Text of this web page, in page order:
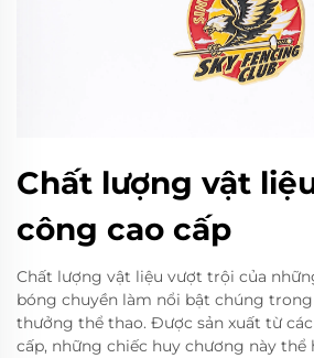
Chất lượng vật
công cao cấp
Chất lượng vật liệu vượt trội của
bóng chuyền làm nổi bật chúng
thưởng thể thao. Được sản xuất từ
cấp, những chiếc huy chương này thể